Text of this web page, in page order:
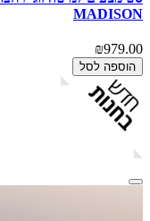
MADISON
₪979.00
הוספה לסל